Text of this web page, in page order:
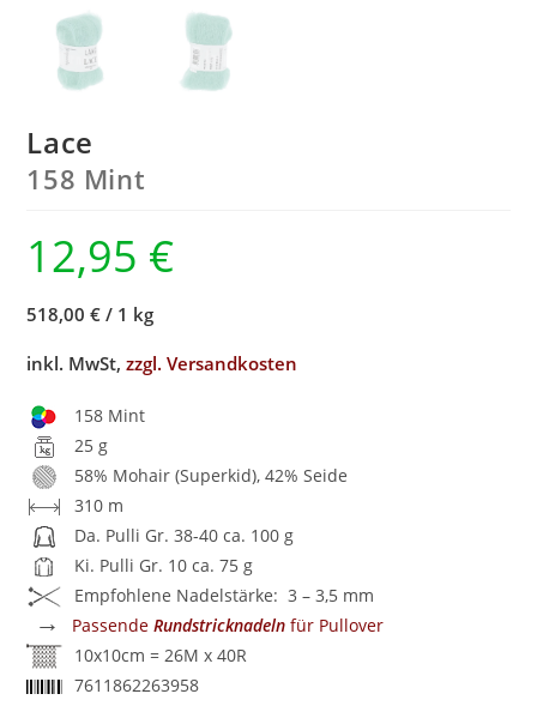
Lace
158 Mint
12,95 €
518,00 € / 1 kg
inkl. MwSt,zzgl. Versandkosten
158 Mint
25 g
58% Mohair (Superkid), 42% Seide
310 m
Da. Pulli Gr. 38-40 ca. 100 g
Ki. Pulli Gr. 10 ca. 75 g
Empfohlene Nadelstärke: 3 – 3,5 mm
→ PassendeRundstricknadeln für Pullover
10x10cm = 26M x 40R
7611862263958